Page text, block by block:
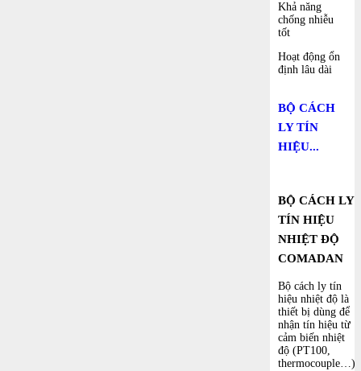
Khả năng
chống nhiễu
tốt
Hoạt động ổn
định lâu dài
BỘ CÁCH
LY TÍN
HIỆU...
BỘ CÁCH LY
TÍN HIỆU
NHIỆT ĐỘ
COMADAN
Bộ cách ly tín
hiệu nhiệt độ là
thiết bị dùng để
nhận tín hiệu từ
cảm biến nhiệt
độ (PT100,
thermocouple…)